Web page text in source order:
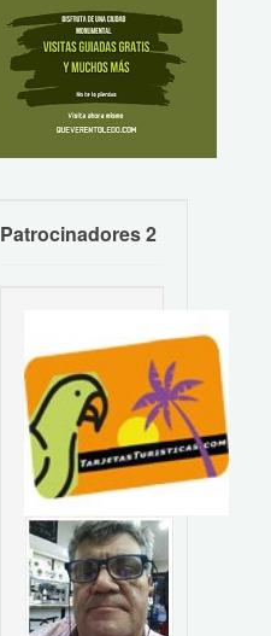
Patrocinadores 2